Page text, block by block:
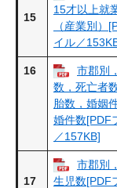
15
15才以上就
（産業別）
イル／
16
市郡別
数，死亡者
胎数，婚姻
婚件数[PDF
／157KB]
17
市郡別
生児数[PDF